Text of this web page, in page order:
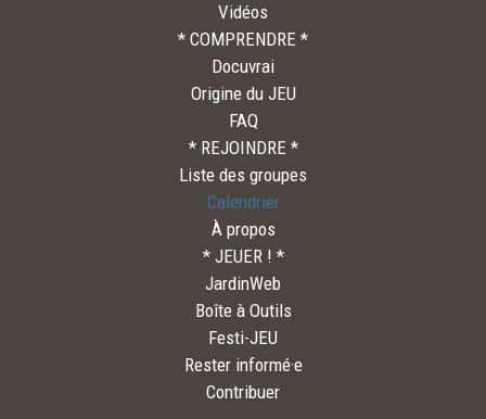
Vidéos
* COMPRENDRE *
Docuvrai
Origine du JEU
FAQ
* REJOINDRE *
Liste des groupes
Calendrier
À propos
* JEUER ! *
JardinWeb
Boîte à Outils
Festi-JEU
Rester informé·e
Contribuer